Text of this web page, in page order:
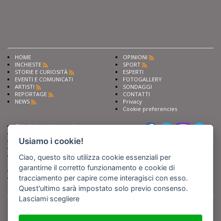
HOME
INCHIESTE
STORIE E CURIOSITÀ
EVENTI E COMUNICATI
ARTISTI
REPORTAGE
NEWS
OPINIONI
SPORT
ESPERTI
FOTOGALLERY
SONDAGGI
CONTATTI
Privacy
Cookie preferencies
Chiedi ai nostri esperti
Fai pubblicità con noi
Iscriviti al nostro corso di
giornalismo
Compra i nostri libri
Entra in Barinedita Map
Copyright BARIREPORT s.a.s. All rights reserved - Tutte le fotografie recanti il
Usiamo i cookie!
Ciao, questo sito utilizza cookie essenziali per
garantirne il corretto funzionamento e cookie di
tracciamento per capire come interagisci con esso.
Quest'ultimo sarà impostato solo previo consenso.
Lasciami scegliere